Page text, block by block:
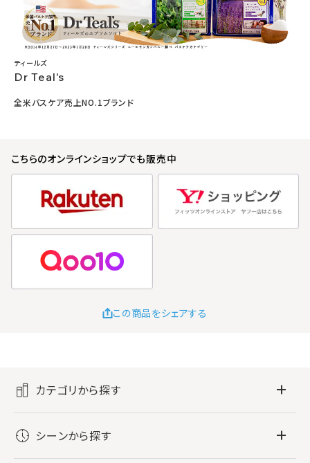
ティールズ
Dr Teal's
全米バスケア売上NO.1ブランド
こちらのオンラインショップでも販売中
この商品をシェアする
カテゴリから探す
シーンから探す